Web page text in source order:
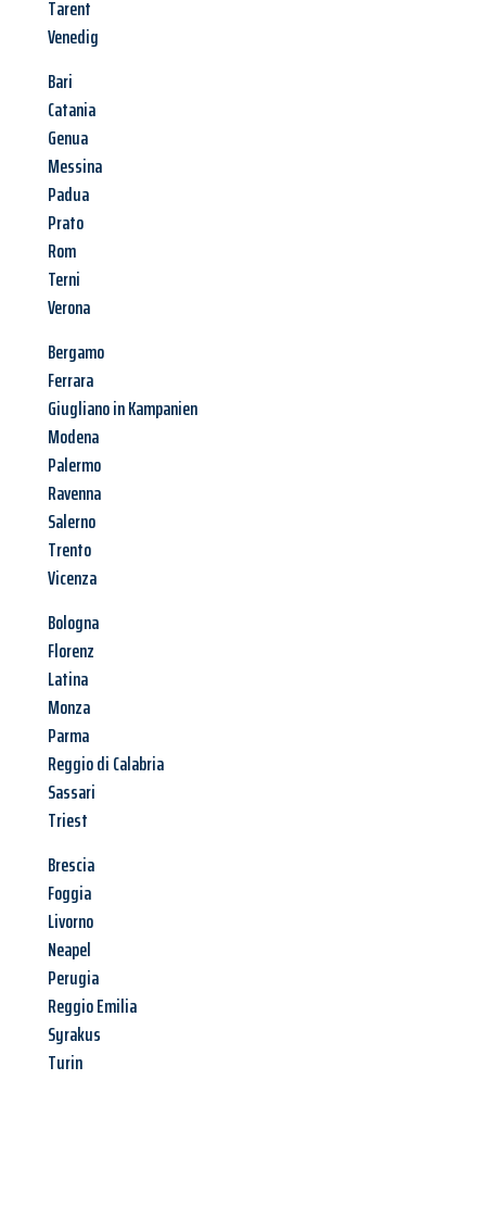
Tarent
Venedig
Bari
Catania
Genua
Messina
Padua
Prato
Rom
Terni
Verona
Bergamo
Ferrara
Giugliano in Kampanien
Modena
Palermo
Ravenna
Salerno
Trento
Vicenza
Bologna
Florenz
Latina
Monza
Parma
Reggio di Calabria
Sassari
Triest
Brescia
Foggia
Livorno
Neapel
Perugia
Reggio Emilia
Syrakus
Turin